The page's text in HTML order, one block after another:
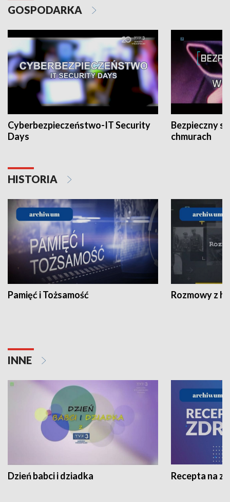
GOSPODARKA
Cyberbezpieczeństwo-IT Security
Days
Bezpieczny
chmurach
HISTORIA
Pamięć i Tożsamość Rozmowy z
INNE
Dzień babci i dziadka Recepta na